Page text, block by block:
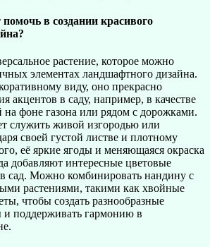
в создании красивого
растение, которое можно
элементах ландшафтного дизайна.
виду, оно прекрасно
акцентов в саду, например, в качестве
фоне газона или рядом с дорожками.
служить живой изгородью или
своей густой листве и плотному
её яркие ягоды и меняющаяся окраска
добавляют интересные цветовые
сад. Можно комбинировать нандину с
растениями, такими как хвойные
чтобы создать разнообразные
и поддерживать гармонию в